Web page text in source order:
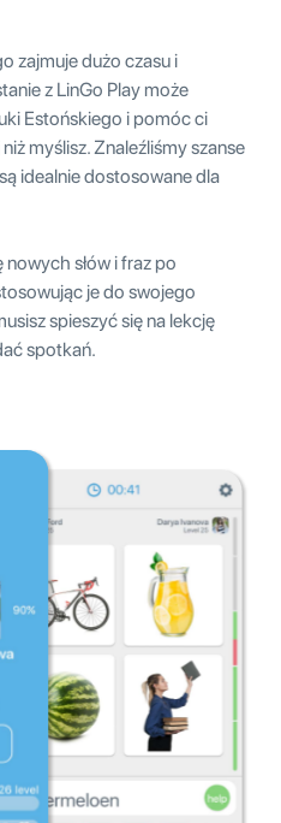
zajmuje dużo czasu i
z LinGo Play może
Estońskiego i pomóc ci
myślisz. Znaleźliśmy szanse
idealnie dostosowane dla
słów i fraz po
je do swojego
spieszyć się na lekcję
spotkań.